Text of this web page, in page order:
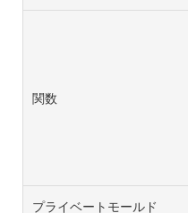
関数
プライベートモールド